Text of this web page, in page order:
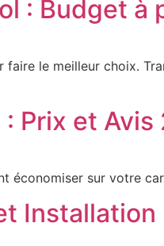
: Budget à
le meilleur choix.
Prix et Avis
économiser sur votre
Installation